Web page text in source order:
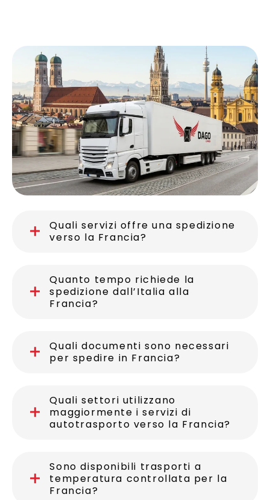
Quali servizi offre una spedizione
verso la Francia?
Quanto tempo richiede la
spedizione dall’Italia alla
Francia?
Quali documenti sono necessari
per spedire in Francia?
Quali settori utilizzano
maggiormente i servizi di
autotrasporto verso la Francia?
Sono disponibili trasporti a
temperatura controllata per la
Francia?